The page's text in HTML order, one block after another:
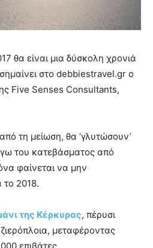
θα είναι μια δύσκολη χρονιά
στο debbiestravel.gr ο
Five Senses Consultants,
τη μείωση, θα ‘γλυτώσουν’
του κατεβάσματος από
φαίνεται να μην
το 2018.
της Κέρκυρας, πέρυσι
μεταφέροντας
επιβάτες.